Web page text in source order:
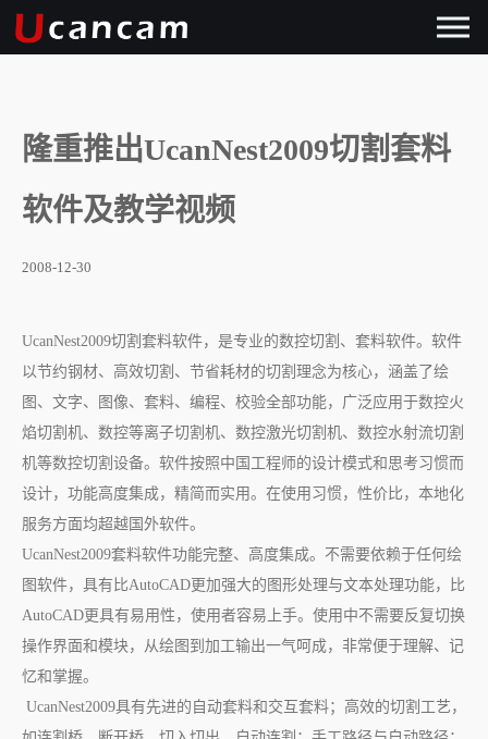
隆重推出UcanNest2009切割套料
软件及教学视频
2008-12-30
UcanNest2009切割套料软件，是专业的数控切割、套料软件。软件
以节约钢材、高效切割、节省耗材的切割理念为核心，涵盖了绘
图、文字、图像、套料、编程、校验全部功能，广泛应用于数控火
焰切割机、数控等离子切割机、数控激光切割机、数控水射流切割
机等数控切割设备。软件按照中国工程师的设计模式和思考习惯而
设计，功能高度集成，精简而实用。在使用习惯，性价比，本地化
服务方面均超越国外软件。
UcanNest2009套料软件功能完整、高度集成。不需要依赖于任何绘
图软件，具有比AutoCAD更加强大的图形处理与文本处理功能，比
AutoCAD更具有易用性，使用者容易上手。使用中不需要反复切换
操作界面和模块，从绘图到加工输出一气呵成，非常便于理解、记
忆和掌握。
UcanNest2009具有先进的自动套料和交互套料；高效的切割工艺，